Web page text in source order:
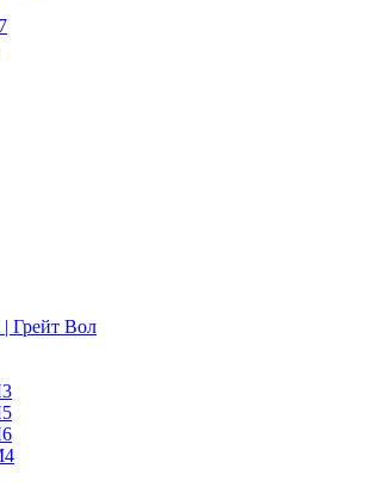
Грейт Вол